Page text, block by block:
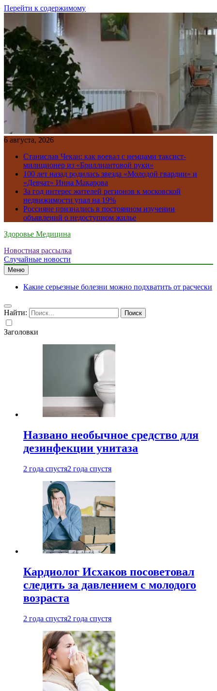
Перейти к содержимому
6 августа, 2026
Станислав Чекан: как воевал с немцами таксист-
милиционер из «Бриллиантовой руки»
100 лет назад родилась звезда «Молодой гвардии» и
«Девчат» Инна Макарова
За год интерес жителей регионов к московской
недвижимости упал на 19%
Россияне признались в постоянном изучении
объявлений о недоступном жилье
Здоровье Медицина
Новостная рассылка
Случайные новости
Меню
Какие серьезные болезни можно подхватить от расчески
Найти:
Заголовки
Названо необычное средство для
дезинфекции унитаза
2 года спустя2 года спустя
Кардиолог Исхаков посоветовал
следить за давлением с молодого
возраста
2 года спустя2 года спустя